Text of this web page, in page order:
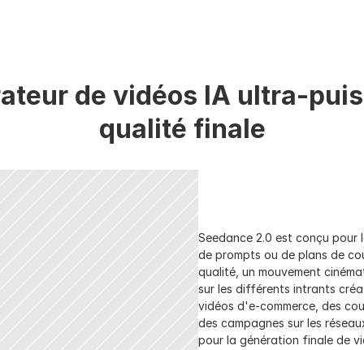
de vidéos IA ultra-
qualité finale
Seedance 2.0 est conçu pour
de prompts ou de plans de
qualité, un mouvement
sur les différents intrants
vidéos d'e-commerce, des
des campagnes sur les
pour la génération finale de